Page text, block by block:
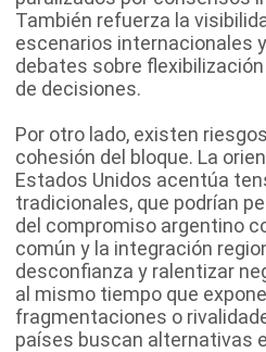
También refuerza la
escenarios internacionales
debates sobre
de decisiones.
Por otro lado, existen
cohesión del bloque. La
Estados Unidos acentúa
tradicionales, que podrían
del compromiso argentino
común y la integración
desconfianza y ralentizar
al mismo tiempo que
fragmentaciones o
países buscan alternativas